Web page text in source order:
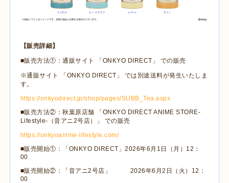
【販売詳細】
■販売方法①：通販サイト 「ONKYO DIRECT 」 での販売
※通販サイト 「ONKYO DIRECT 」 では別途送料が発生いたしま
す。
https://onkyodirect.jp/shop/pages/SUBB_Tea.aspx
■販売方法②：秋葉原店舗 「ONKYO DIRECT ANIME STORE-
Lifestyle- （音アニ 2号店）」 での販売
https://onkyoanime-lifestyle.com/
■販売開始①：「ONKYO DIRECT 」2026年6 月 1 日（月） 12 ：
00
■販売開始②：「音アニ2号店」 2026年6 月2 日（火） 12 ：
00